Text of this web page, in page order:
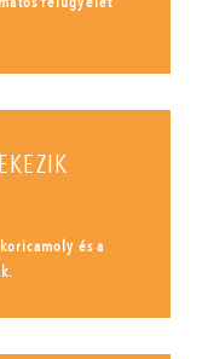
és a